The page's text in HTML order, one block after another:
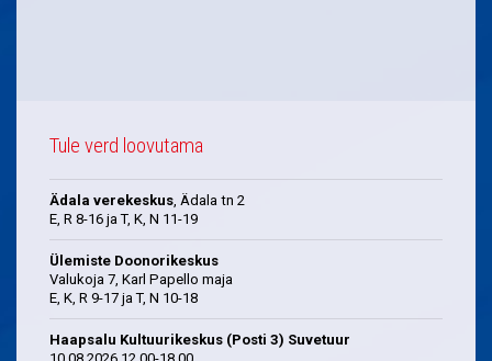
Tule verd loovutama
Ädala verekeskus , Ädala tn 2
E, R 8-16 ja T, K, N 11-19
Ülemiste Doonorikeskus
Valukoja 7, Karl Papello maja
E, K, R 9-17 ja T, N 10-18
Haapsalu Kultuurikeskus (Posti 3) Suvetuur